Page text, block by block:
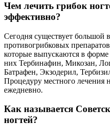
Чем лечить грибок
эффективно?
Сегодня существует большой
противогрибковых
которые выпускаются в
них Тербинафин, Микозан,
Батрафен, Экзодерил,
Процедуру местного лечения
ежедневно.
Как называется
ногтей?